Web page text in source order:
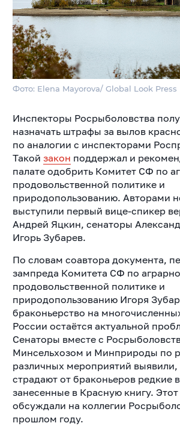
Фото: Elena Mayorova/ Global Look Press
Инспекторы Росрыболовства
назначать штрафы за вылов
по аналогии с инспекторами
Такой закон поддержал и
палате одобрить Комитет СФ по
продовольственной политике и
природопользованию. Авторами
выступили первый вице-спикер
Андрей Яцкин, сенаторы
Игорь Зубарев.
По словам соавтора документа,
зампреда Комитета СФ по
продовольственной политике и
природопользованию Игоря
браконьерство на
России остаётся актуальной
Сенаторы вместе с
Минсельхозом и Минприроды по
различных мероприятий выявили,
страдают от браконьеров редкие
занесенные в Красную книгу.
обсуждали на коллегии
прошлом году.